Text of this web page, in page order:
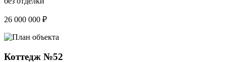
26 000 000 ₽
Коттедж №52